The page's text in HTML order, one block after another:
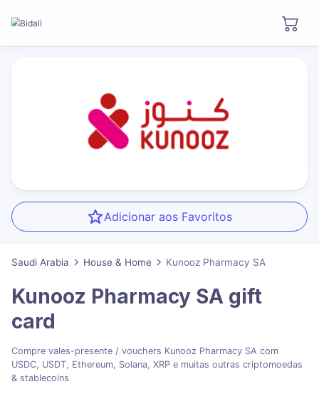
Adicionar aos Favoritos
Saudi Arabia House & Home Kunooz Pharmacy SA
Kunooz Pharmacy SA gift
card
Compre vales-presente / vouchers Kunooz Pharmacy SA com
USDC, USDT, Ethereum, Solana, XRP e muitas outras criptomoedas
& stablecoins